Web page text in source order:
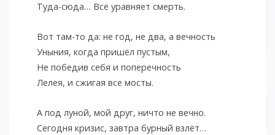
Туда-сюда… Всё уравняет смерть.
Вот там-то да: не год, не два, а вечность
Уныния, когда пришёл пустым,
Не победив себя и поперечность
Лелея, и сжигая все мосты.
А под луной, мой друг, ничто не вечно.
Сегодня кризис, завтра бурный взлёт…